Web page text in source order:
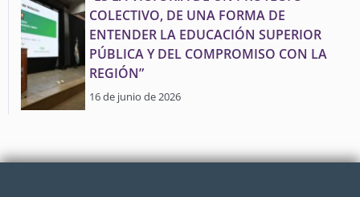
COLECTIVO, DE UNA FORMA DE
ENTENDER LA EDUCACIÓN SUPERIOR
PÚBLICA Y DEL COMPROMISO CON LA
REGIÓN”
16 de junio de 2026